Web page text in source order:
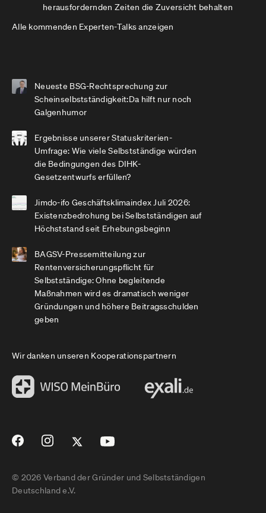
herausfordernden Zeiten die Zuversicht behalten
Alle kommenden Experten-Talks anzeigen
Neueste BSG-Rechtsprechung zur
Scheinselbstständigkeit:Da hilft nur noch
Galgenhumor
Ergebnisse unserer Statuskriterien-
Umfrage: Wie viele Selbstständige würden
die Bedingungen des DIHK-
Gesetzentwurfs erfüllen?
Jimdo-ifo Geschäftsklimaindex Juli 2026:
Existenzbedrohung bei Selbstständigen auf
Höchststand seit Erhebungsbeginn
BAGSV-Pressemitteilung zur
Rentenversicherungspflicht für
Selbstständige: Ohne begleitende
Maßnahmen wird es dramatisch weniger
Gründungen und höhere Beitragsschulden
geben
Wir danken unseren Kooperationspartnern
© 2026 Verband der Gründer und Selbstständigen
Deutschland e.V.